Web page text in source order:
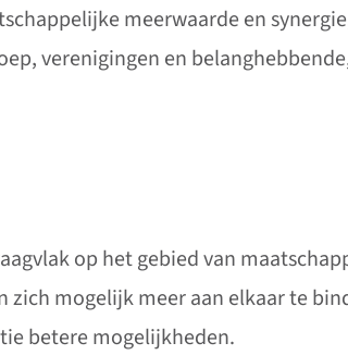
meerwaarde en
verenigingen en
op het gebied van
mogelijk meer aan elkaar te
betere mogelijkheden.